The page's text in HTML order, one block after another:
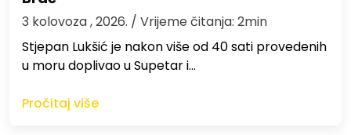
3 kolovoza , 2026. / Vrijeme čitanja: 2min
St​jepan Lukšić je nakon više od 40 sati provedenih
u moru doplivao u Supetar i…
Pročitaj više